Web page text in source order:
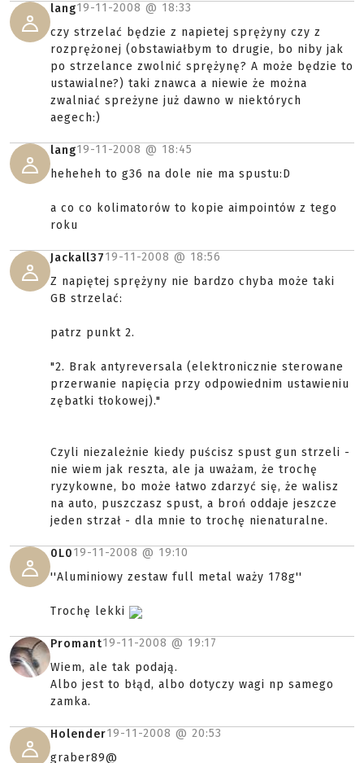
lang19-11-2008 @ 18:33
czy strzelać będzie z napietej sprężyny czy z
rozprężonej (obstawiałbym to drugie, bo niby jak
po strzelance zwolnić sprężynę? A może będzie to
ustawialne?) taki znawca a niewie że można
zwalniać spreżyne już dawno w niektórych
aegech:)
lang19-11-2008 @ 18:45
heheheh to g36 na dole nie ma spustu:D
a co co kolimatorów to kopie aimpointów z tego
roku
Jackall3719-11-2008 @ 18:56
Z napiętej sprężyny nie bardzo chyba może taki
GB strzelać:
patrz punkt 2.
"2. Brak antyreversala (elektronicznie sterowane
przerwanie napięcia przy odpowiednim ustawieniu
zębatki tłokowej)."
Czyli niezależnie kiedy puścisz spust gun strzeli -
nie wiem jak reszta, ale ja uważam, że trochę
ryzykowne, bo może łatwo zdarzyć się, że walisz
na auto, puszczasz spust, a broń oddaje jeszcze
jeden strzał - dla mnie to trochę nienaturalne.
0L019-11-2008 @ 19:10
''Aluminiowy zestaw full metal waży 178g''
Trochę lekki
Promant19-11-2008 @ 19:17
Wiem, ale tak podają.
Albo jest to błąd, albo dotyczy wagi np samego
zamka.
Holender19-11-2008 @ 20:53
graber89@